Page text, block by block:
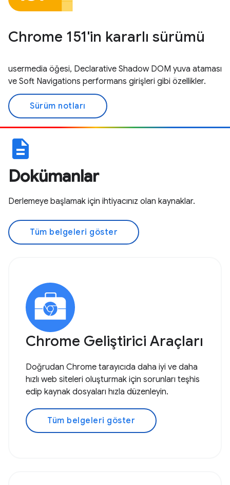
Chrome 151'in kararlı sürümü
usermedia öğesi, Declarative Shadow DOM yuva ataması
ve Soft Navigations performans girişleri gibi özellikler.
Sürüm notları
description
Dokümanlar
Derlemeye başlamak için ihtiyacınız olan kaynaklar.
Tüm belgeleri göster
Chrome Geliştirici Araçları
Doğrudan Chrome tarayıcıda daha iyi ve daha
hızlı web siteleri oluşturmak için sorunları teşhis
edip kaynak dosyaları hızla düzenleyin.
Tüm belgeleri göster